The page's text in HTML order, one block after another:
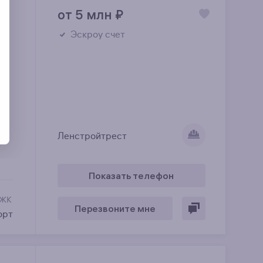
от 5 млн ₽
Эскроу счет
Ленстройтрест
Показать телефон
Перезвоните мне